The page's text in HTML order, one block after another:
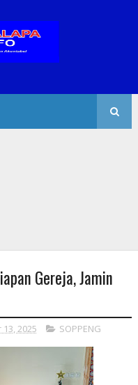
Gereja, Jamin
2025 SOPPENG